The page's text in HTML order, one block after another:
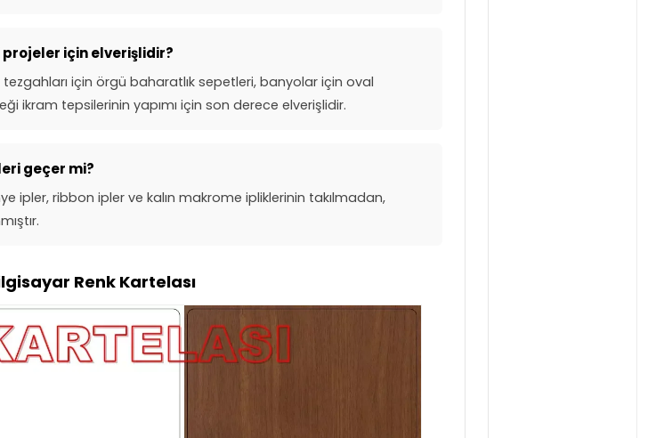
projeler için elverişlidir?
için örgü baharatlık sepetleri, banyolar için oval
ikram tepsilerinin yapımı için son derece elverişlidir.
geçer mi?
ipler, ribbon ipler ve kalın makrome ipliklerinin takılmadan,
Renk Kartelası